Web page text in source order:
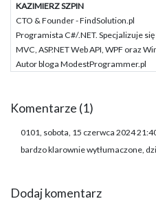
KAZIMIERZ SZPIN
CTO & Founder - FindSolution.pl
Programista C#/.NET. Specjalizuje się
MVC, ASP.NET Web API, WPF oraz
Autor bloga ModestProgrammer.pl
Komentarze (1)
0101, sobota, 15 czerwca 2024
bardzo klarownie wytłumaczone,
Dodaj komentarz